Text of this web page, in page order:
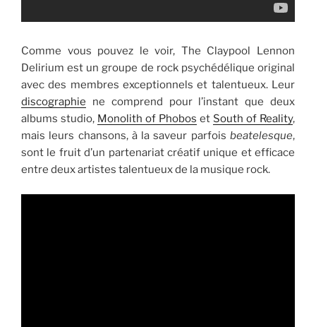
Comme vous pouvez le voir, The Claypool Lennon
Delirium est un groupe de rock psychédélique original
avec des membres exceptionnels et talentueux. Leur
discographie ne comprend pour l’instant que deux
albums studio, Monolith of Phobos et South of Reality,
mais leurs chansons, à la saveur parfois beatelesque,
sont le fruit d’un partenariat créatif unique et efficace
entre deux artistes talentueux de la musique rock.